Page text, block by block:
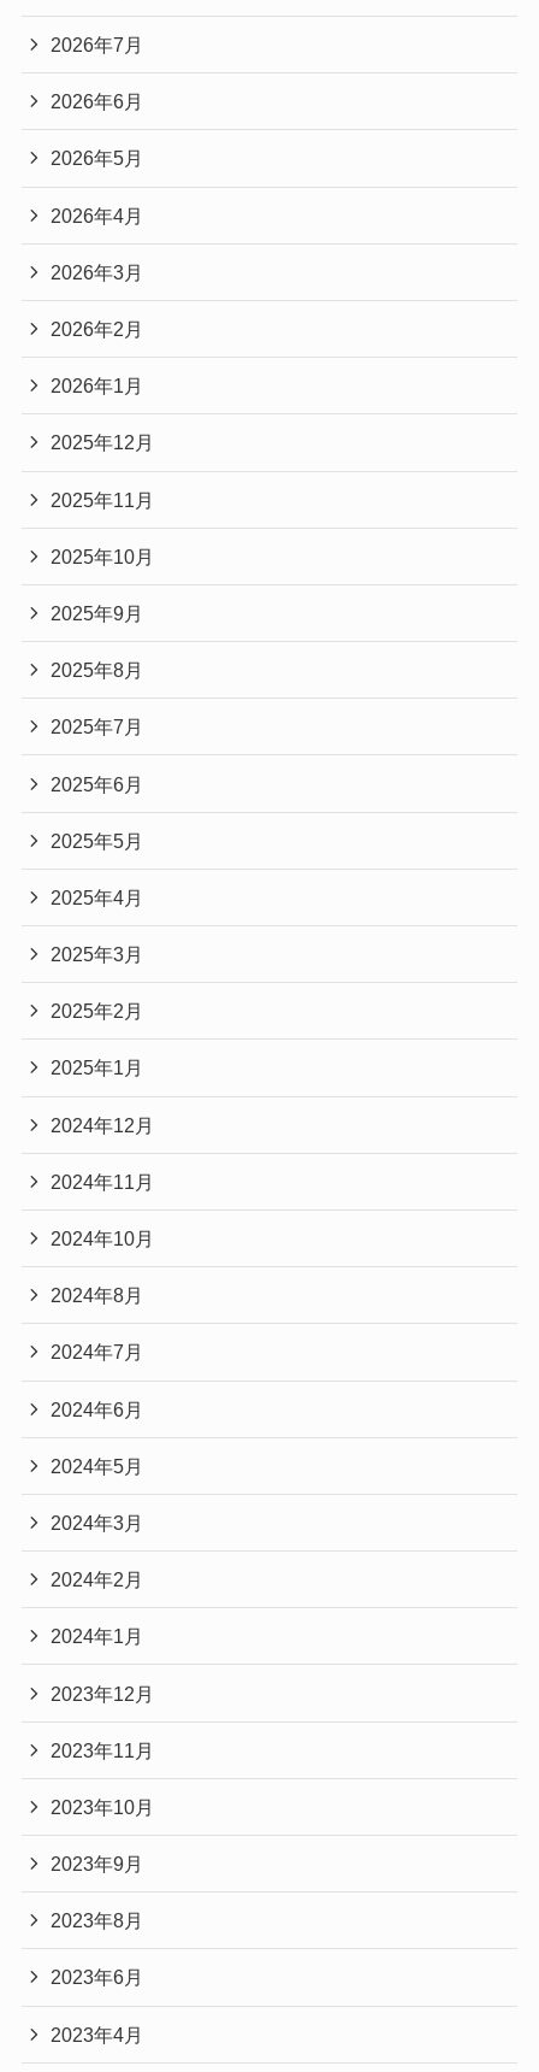
2026年7月
2026年6月
2026年5月
2026年4月
2026年3月
2026年2月
2026年1月
2025年12月
2025年11月
2025年10月
2025年9月
2025年8月
2025年7月
2025年6月
2025年5月
2025年4月
2025年3月
2025年2月
2025年1月
2024年12月
2024年11月
2024年10月
2024年8月
2024年7月
2024年6月
2024年5月
2024年3月
2024年2月
2024年1月
2023年12月
2023年11月
2023年10月
2023年9月
2023年8月
2023年6月
2023年4月